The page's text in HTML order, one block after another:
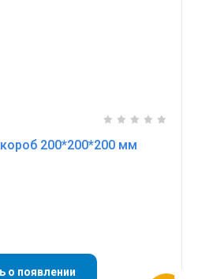
200*200*200 мм
о появлении